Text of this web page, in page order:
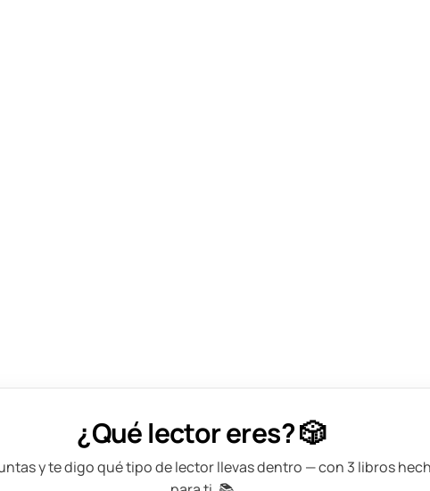
¿Qué lector eres? 🎲
y te digo qué tipo de lector llevas dentro — con 3 libros